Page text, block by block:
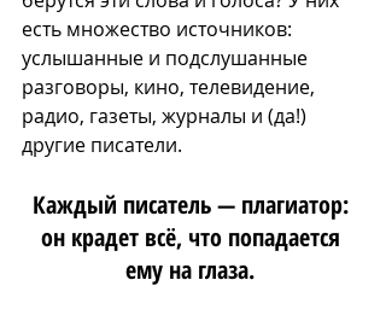
есть множество источников:
услышанные и подслушанные
разговоры, кино, телевидение,
радио, газеты, журналы и (да!)
другие писатели.
Каждый писатель — плагиатор:
он крадет всё, что попадается
ему на глаза.